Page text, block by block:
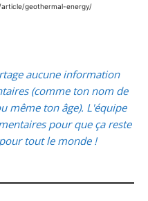
geothermal-energy/
aucune information
(comme ton nom de
même ton âge). L'équipe
pour que ça reste
tout le monde !